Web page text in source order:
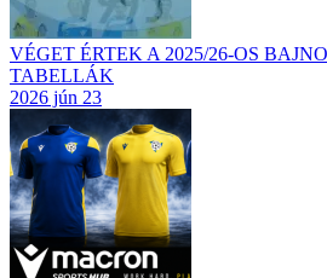
VÉGET ÉRTEK A 2025/26-OS
TABELLÁK
2026 jún 23